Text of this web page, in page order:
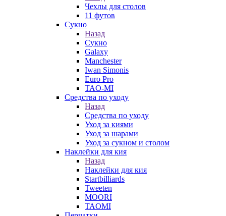
Чехлы для столов
11 футов
Сукно
Назад
Сукно
Galaxy
Manchester
Iwan Simonis
Euro Pro
TAO-MI
Средства по уходу
Назад
Средства по уходу
Уход за киями
Уход за шарами
Уход за сукном и столом
Наклейки для кия
Назад
Наклейки для кия
Startbilliards
Tweeten
MOORI
TAOMI